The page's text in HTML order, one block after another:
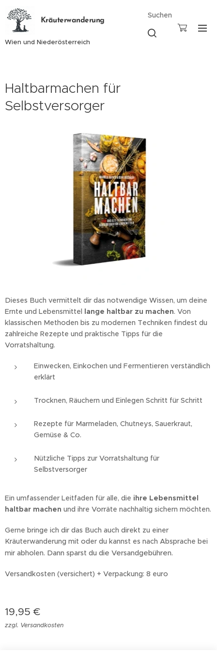
Kräuterwanderung
Wien und Niederösterreich
Suchen
Haltbarmachen für
Selbstversorger
Dieses Buch vermittelt dir das notwendige Wissen, um deine
Ernte und Lebensmittel lange haltbar zu machen. Von
klassischen Methoden bis zu modernen Techniken findest du
zahlreiche Rezepte und praktische Tipps für die
Vorratshaltung.
Einwecken, Einkochen und Fermentieren verständlich
erklärt
Trocknen, Räuchern und Einlegen Schritt für Schritt
Rezepte für Marmeladen, Chutneys, Sauerkraut,
Gemüse & Co.
Nützliche Tipps zur Vorratshaltung für
Selbstversorger
Ein umfassender Leitfaden für alle, die ihre Lebensmittel
haltbar machen und ihre Vorräte nachhaltig sichern möchten.
Gerne bringe ich dir das Buch auch direkt zu einer
Kräuterwanderung mit oder du kannst es nach Absprache bei
mir abholen. Dann sparst du die Versandgebühren.
Versandkosten (versichert) + Verpackung: 8 euro
19,95 €
zzgl. Versandkosten